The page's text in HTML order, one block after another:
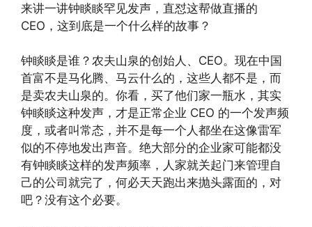
来讲一讲钟睒睒罕见发声，直怼这帮做直播的
CEO，这到底是一个什么样的故事？
钟睒睒是谁？农夫山泉的创始人、CEO。现在中国
首富不是马化腾、马云什么的，这些人都不是，而
是卖农夫山泉的。你看，买了他们家一瓶水，其实
钟睒睒这种发声，才是正常企业 CEO 的一个发声频
度，或者叫常态，并不是每一个人都坐在这像雷军
似的不停地发出声音。绝大部分的企业家可能都没
有钟睒睒这样的发声频率，人家就关起门来管理自
己的公司就完了，何必天天跑出来抛头露面的，对
吧？没有这个必要。